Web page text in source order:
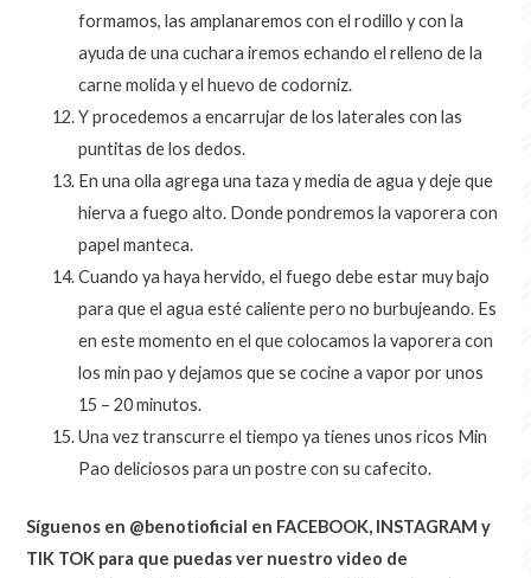
formamos, las amplanaremos con el rodillo y con la
ayuda de una cuchara iremos echando el relleno de la
carne molida y el huevo de codorniz.
Y procedemos a encarrujar de los laterales con las
puntitas de los dedos.
En una olla agrega una taza y media de agua y deje que
hierva a fuego alto. Donde pondremos la vaporera con
papel manteca.
Cuando ya haya hervido, el fuego debe estar muy bajo
para que el agua esté caliente pero no burbujeando. Es
en este momento en el que colocamos la vaporera con
los min pao y dejamos que se cocine a vapor por unos
15 – 20 minutos.
Una vez transcurre el tiempo ya tienes unos ricos Min
Pao deliciosos para un postre con su cafecito.
Síguenos en @benotioficial en FACEBOOK, INSTAGRAM y
TIK TOK para que puedas ver nuestro video de